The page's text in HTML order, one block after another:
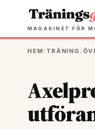
MAGASINET FÖR
HEM/TRÄNING /